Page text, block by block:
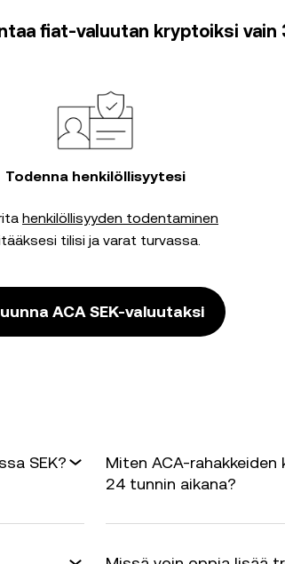
fiat-valuutan kryptoiksi vain
Todenna henkilöllisyytesi
henkilöllisyyden todentaminen
tilisi ja varat turvassa.
ACA SEK-valuutaksi
SEK?
Miten ACA-
24 tunnin aikana?